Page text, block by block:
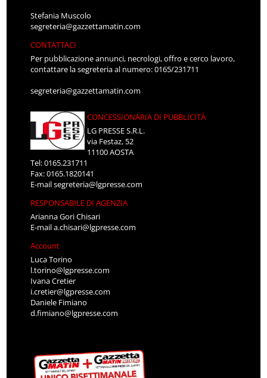
Stefania Muscolo
segreteria@gazzettamatin.com
CONTATTACI
Per pubblicazione annunci, necrologi, offro e cerco lavoro,
contattare la segreteria al numero: 0165/231711
segreteria@gazzettamatin.com
CONCESSIONARIA DI PUBBLICITÀ
LG PRESSE S.R.L.
via Festaz, 52
11100 AOSTA
Tel: 0165.231711
Fax: 0165.1820141
E-mailsegreteria@lgpresse.com
RESPONSABILE DI AGENZIA
Arianna Gori Chisari
E-maila.chisari@lgpresse.com
Account
Luca Torino
l.torino@lgpresse.com
Ivana Cretier
i.cretier@lgpresse.com
Daniele Fimiano
d.fimiano@lgpresse.com